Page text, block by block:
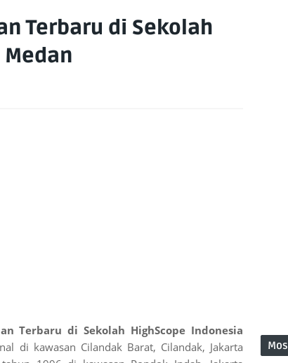
Terbaru di Sekolah
Terbaru di Sekolah HighScope Indonesia
di kawasan Cilandak Barat, Cilandak, Jakarta